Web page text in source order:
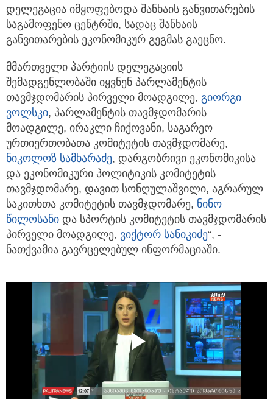
დელეგაცია იმყოფებოდა შანხაის განვითარების
საგამოფენო ცენტრში, სადაც შანხაის
განვითარების ეკონომიკურ გეგმას გაეცნო.
მმართველი პარტიის დელეგაციის
შემადგენლობაში იყვნენ პარლამენტის
თავმჯდომარის პირველი მოადგილე, გიორგი
ვოლსკი, პარლამენტის თავმჯდომარის
მოადგილე, ირაკლი ჩიქოვანი, საგარეო
ურთიერთობათა კომიტეტის თავმჯდომარე,
ნიკოლოზ სამხარაძე, დარგობრივი ეკონომიკისა
და ეკონომიკური პოლიტიკის კომიტეტის
თავმჯდომარე, დავით სონღულაშვილი, აგრარულ
საკითხთა კომიტეტის თავმჯდომარე, ნინო
წილოსანი და სპორტის კომიტეტის თავმჯდომარის
პირველი მოადგილე, ვიქტორ სანიკიძე“, -
ნათქვამია გავრცელებულ ინფორმაციაში.
Play